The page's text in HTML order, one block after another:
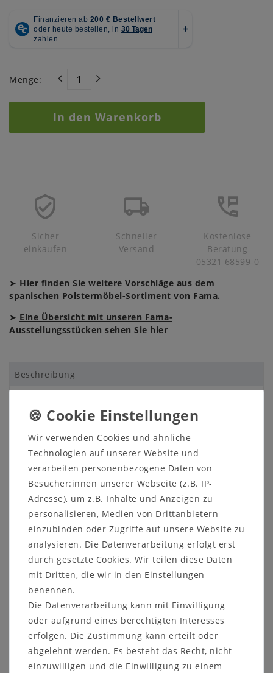
Menge:
In den Warenkorb
Sicher
einkaufen
Schneller
Versand
Kostenlose
Beratung
05321 68599-0
➤ Hier finden Sie weitere Vorschläge aus dem
spanischen Polstermöbel-Sortiment von Fama.
➤ Eine Übersicht mit unseren Fama-
Ausstellungsstücken sehen Sie hier
Beschreibung
Produktsicherheit
Produktbewertung
Flauschige große Decke von FAMA
Außergewöhliches Kunst-Design zum
Anfassen
Unsere 230 x 120 cm großen Decken sind perfekt
für Couch-, Film- und Kuschelmomente und nehmen
beim Verstauen nicht viel Platz ein. Sie sind
einzigartig im Design und der besondere Hingucker
für Ihr Sofa.Die Kuscheldecken von FAMA sind die
perfekte Kombination aus Komfort und Stil.
Hergestellt aus hochwertigen, weichen Materialien,
bieten sie ein angenehmes Gefühl auf der Haut und
Wir verwenden Cookies und ähnliche
Technologien auf unserer Website und
verarbeiten personenbezogene Daten von
Besucher:innen unserer Webseite (z.B. IP-
Adresse), um z.B. Inhalte und Anzeigen zu
personalisieren, Medien von Drittanbietern
einzubinden oder Zugriffe auf unsere Website zu
analysieren. Die Datenverarbeitung erfolgt erst
durch gesetzte Cookies. Wir teilen diese Daten
mit Dritten, die wir in den Einstellungen
benennen.
Die Datenverarbeitung kann mit Einwilligung
oder aufgrund eines berechtigten Interesses
erfolgen. Die Zustimmung kann erteilt oder
abgelehnt werden. Es besteht das Recht, nicht
einzuwilligen und die Einwilligung zu einem